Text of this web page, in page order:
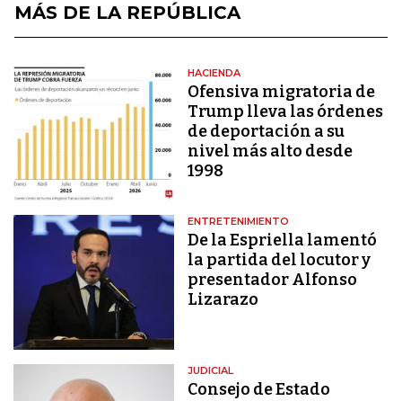
MÁS DE LA REPÚBLICA
HACIENDA
Ofensiva migratoria de
Trump lleva las órdenes
de deportación a su
nivel más alto desde
1998
ENTRETENIMIENTO
De la Espriella lamentó
la partida del locutor y
presentador Alfonso
Lizarazo
JUDICIAL
Consejo de Estado